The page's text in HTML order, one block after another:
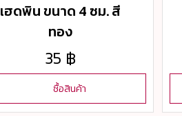
เฮดพิน ขนาด 4 ซม. สี
ทอง
35 ฿
ซื้อสินค้า